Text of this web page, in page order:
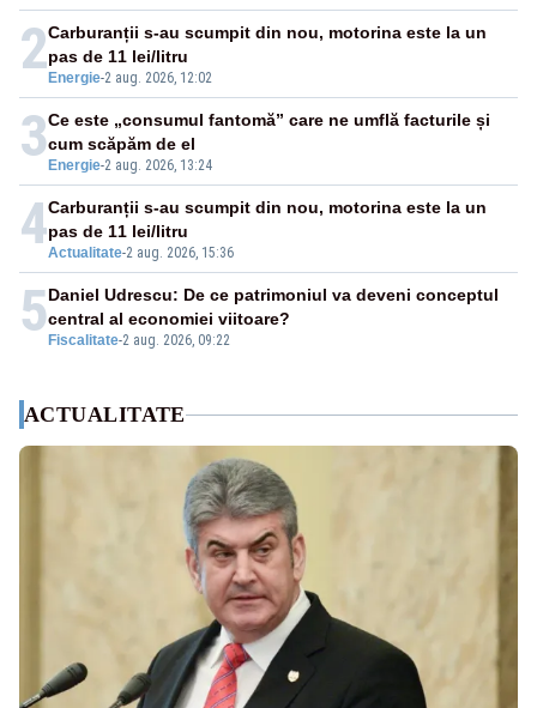
2 Energie-2 aug. 2026, 12:02
Carburanții s-au scumpit din nou, motorina este la un
pas de 11 lei/litru
3 Energie-2 aug. 2026, 13:24
Ce este „consumul fantomă” care ne umflă facturile și
cum scăpăm de el
4Actualitate-2 aug. 2026, 15:36
Carburanții s-au scumpit din nou, motorina este la un
pas de 11 lei/litru
5 Fiscalitate-2 aug. 2026, 09:22
Daniel Udrescu: De ce patrimoniul va deveni conceptul
central al economiei viitoare?
ACTUALITATE